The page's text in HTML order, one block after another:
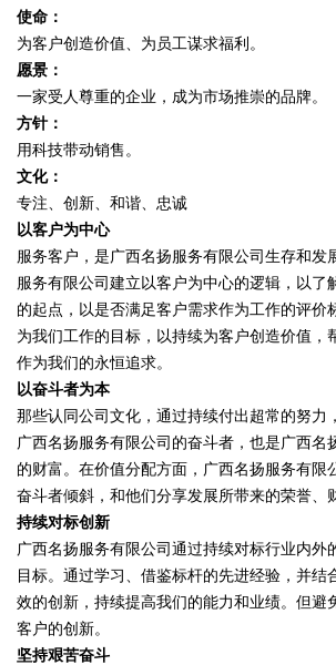
使命：
为客户创造价值、为员工谋求福利。
愿景：
一家受人尊重的企业，成为市场推崇的品牌。
方针：
用科技带动销售。
文化：
专注、创新、和谐、忠诚
以客户为中心
服务客户，是广西名扬服务有限公司生存和发
服务有限公司建立以客户为中心的逻辑，以了
的起点，以是否满足客户需求作为工作的评价
为我们工作的目标，以持续为客户创造价值，
作为我们的永恒追求。
以奋斗者为本
那些认同公司文化，通过持续付出超常的努力
广西名扬服务有限公司的奋斗者，也是广西名
的财富。在价值分配方面，广西名扬服务有限
奋斗者倾斜，和他们分享发展所带来的荣誉、
持续对标创新
广西名扬服务有限公司通过持续对标行业内外
目标。通过学习、借鉴标杆的先进经验，并结
效的创新，持续提高我们的能力和业绩。但避
客户的创新。
坚持艰苦奋斗